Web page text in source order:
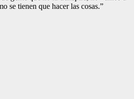
se tienen que hacer las cosas.”